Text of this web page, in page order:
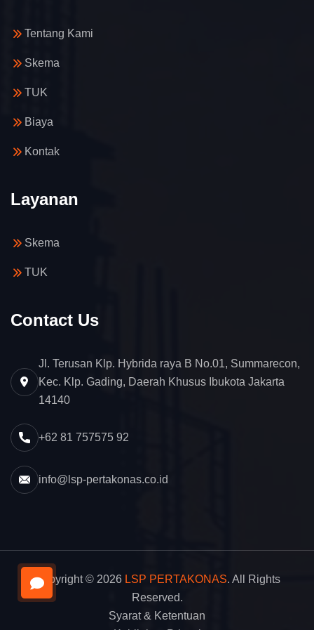
Tentang Kami
Skema
TUK
Biaya
Kontak
Layanan
Skema
TUK
Contact Us
Jl. Terusan Klp. Hybrida raya B No.01, Summarecon,
Kec. Klp. Gading, Daerah Khusus Ibukota Jakarta
14140
+62 81 757575 92
info@lsp-pertakonas.co.id
Copyright © 2026 LSP PERTAKONAS. All Rights
Reserved.
Syarat & Ketentuan